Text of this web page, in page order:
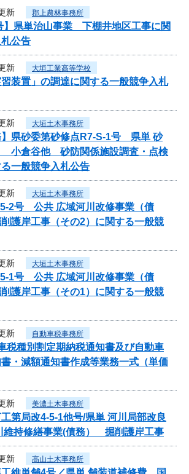
新 郡上農林事務所
】県単治山事業 下棚井地区工事に関
公告
新 大垣工業高等学校
習装置」の調達に関する一般競争入札
新 大垣土木事務所
】県砂委第砂修点R7-S-1号 県単 砂
小倉谷他 砂防関係施設調査・点検
一般競争入札公告
新 大垣土木事務所
2号 公共 広域河川改修事業（債
護岸工事（その2）に関する一般競
新 大垣土木事務所
1号 公共 広域河川改修事業（債
護岸工事（その1）に関する一般競
新 自動車税事務所
税種別割定期納税通知書及び自動車
・減額通知書作成等業務一式（単価
新 美濃土木事務所
工第局改4-5-1他号/県単 河川局部改良
維持修繕事業(債務） 掘削護岸工事
新 高山土木事務所